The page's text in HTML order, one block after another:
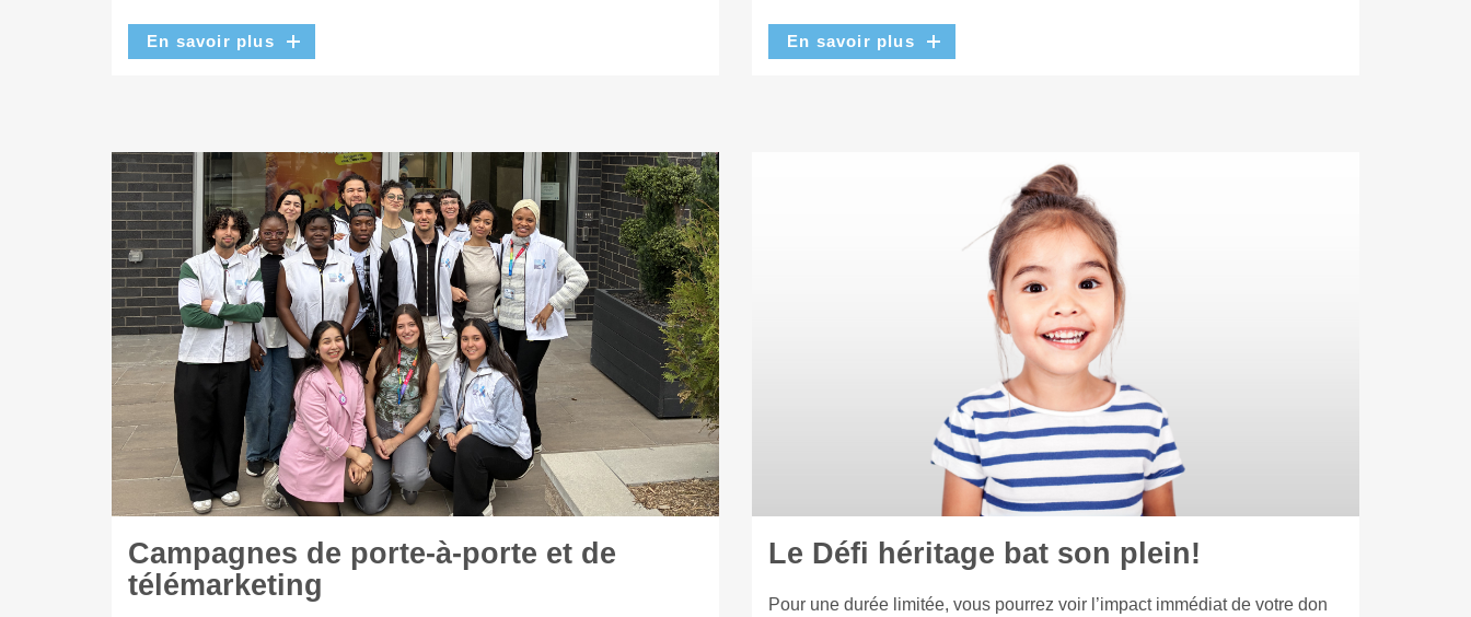
En savoir plus En savoir plus
Campagnes de porte-à-porte et de
télémarketing
Le Défi héritage bat son plein!
Pour une durée limitée, vous pourrez voir l’impact immédiat de votre don